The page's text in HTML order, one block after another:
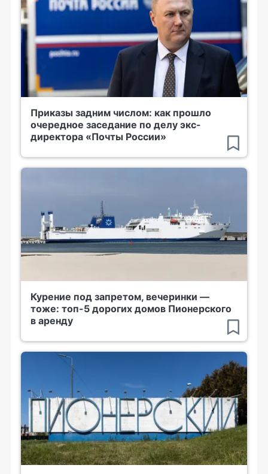
Приказы задним числом: как прошло
очередное заседание по делу экс-
директора «Почты России»
Курение под запретом, вечеринки —
тоже: топ-5 дорогих домов Пионерского
в аренду